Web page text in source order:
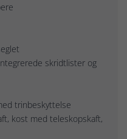
skridtlister og
trinbeskyttelse
kost med teleskopskaft,